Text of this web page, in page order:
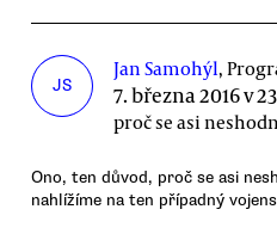
JS
Jan Samohýl,
7. března 2016 v
proč se asi
Ono, ten důvod, proč se asi
nahlížíme na ten případný